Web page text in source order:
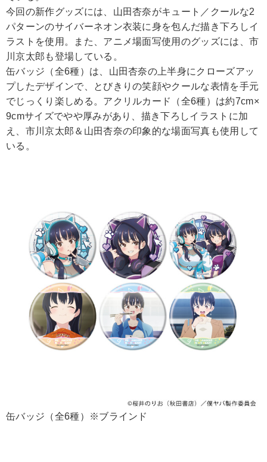
今回の新作グッズには、山田杏奈がキュート／クールな2
パターンのサイバーネオン衣装に身を包んだ描き下ろしイ
ラストを使用。また、アニメ場面写使用のグッズには、市
川京太郎も登場している。
缶バッジ（全6種）は、山田杏奈の上半身にクローズアッ
プしたデザインで、とびきりの笑顔やクールな表情を手元
でじっくり楽しめる。アクリルカード（全6種）は約7cm×
9cmサイズでやや厚みがあり、描き下ろしイラストに加
え、市川京太郎＆山田杏奈の印象的な場面写真も使用して
いる。
缶バッジ（全6種）※ブラインド